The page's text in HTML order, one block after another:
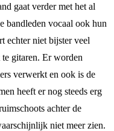
gaat verder met het al
bandleden vocaal ook hun
echter niet bijster veel
gitaren. Er worden
verwerkt en ook is de
heeft er nog steeds erg
achter de
niet meer zien.